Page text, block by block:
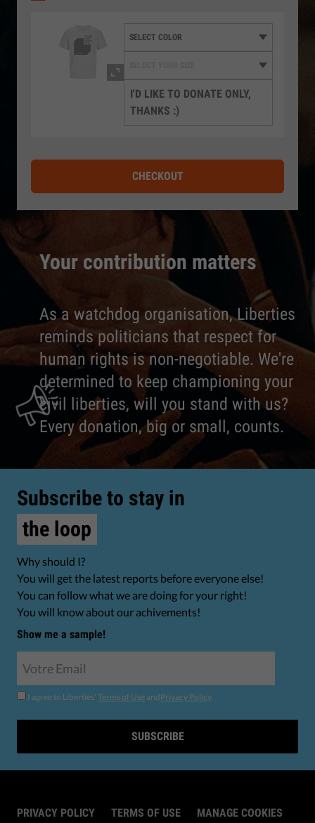
Your contribution matters
As a watchdog organisation, Liberties
reminds politicians that respect for
human rights is non-negotiable. We're
determined to keep championing your
civil liberties, will you stand with us?
Every donation, big or small, counts.
I'D LIKE TO DONATE ONLY,
THANKS :)
CHECKOUT
Subscribe to stay in
the loop
Why should I?
You will get the latest reports before everyone else!
You can follow what we are doing for your right!
You will know about our achivements!
Show me a sample!
I agree to Liberties' Terms of Use andPrivacy Policy.
SUBSCRIBE
PRIVACY POLICY TERMS OF USE MANAGE COOKIES